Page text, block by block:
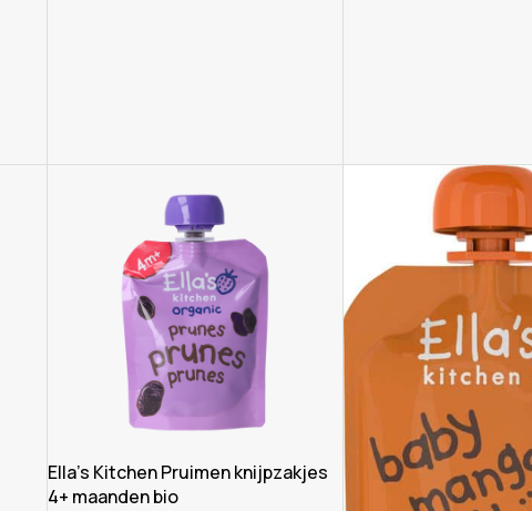
Ella’s Kitchen Pruimen knijpzakjes
4+ maanden bio